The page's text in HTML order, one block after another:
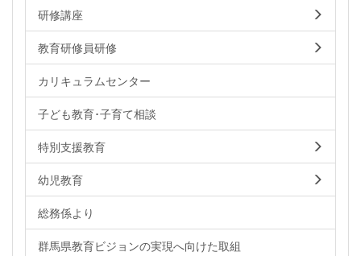
研修講座
教育研修員研修
カリキュラムセンター
子ども教育･子育て相談
特別支援教育
幼児教育
総務係より
群馬県教育ビジョンの実現へ向けた取組